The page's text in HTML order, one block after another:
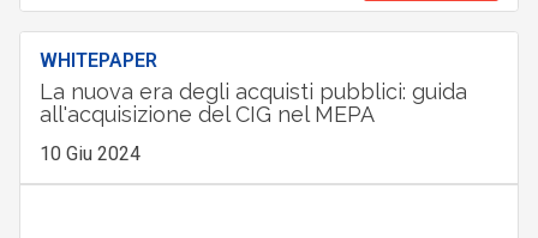
WHITEPAPER
La nuova era degli acquisti pubblici: guida
all'acquisizione del CIG nel MEPA
10 Giu 2024